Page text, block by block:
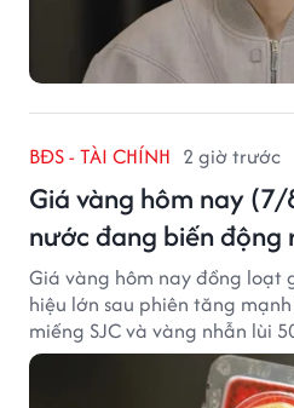
BĐS - TÀI CHÍNH 2 giờ trước
Giá vàng hôm nay
nước đang biến động
Giá vàng hôm nay đồng loạt
hiệu lớn sau phiên tăng
miếng SJC và vàng nhẫn lùi
trường vẫn duy trì mặt bằng
lệch đáng kể giữa các